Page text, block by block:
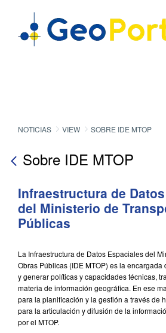
NOTICIAS VIEW SOBRE IDE MTOP
Sobre IDE MTOP
Infraestructura de
del Ministerio de
Públicas
La Infraestructura de Datos Espaciales del
Obras Públicas (IDE MTOP) es la
y generar políticas y capacidades técnicas,
materia de información geográfica. En ese
para la planificación y la gestión a través de
para la articulación y difusión de la
por el MTOP.